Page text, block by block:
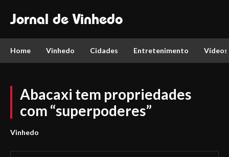
Jornal de Vinhedo
Home Vinhedo Cidades Entretenimento Vídeos
Abacaxi tem propriedades
com “superpoderes”
Vinhedo